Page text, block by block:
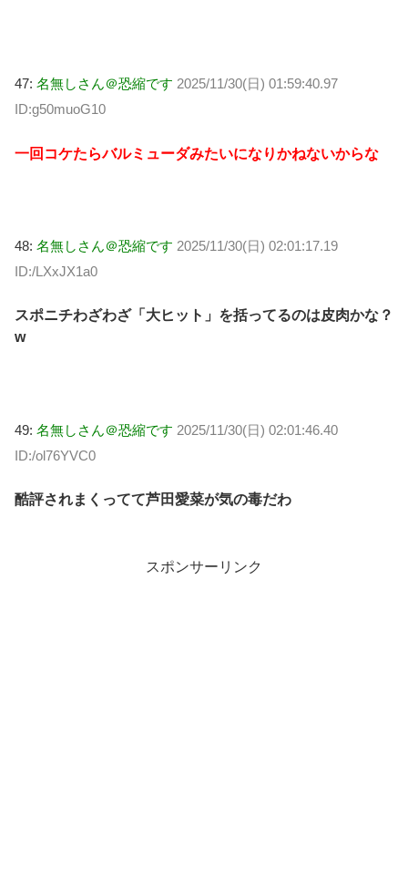
47: 名無しさん＠恐縮です 2025/11/30(日) 01:59:40.97
ID:g50muoG10
一回コケたらバルミューダみたいになりかねないからな
48: 名無しさん＠恐縮です 2025/11/30(日) 02:01:17.19
ID:/LXxJX1a0
スポニチわざわざ「大ヒット」を括ってるのは皮肉かな？
w
49: 名無しさん＠恐縮です 2025/11/30(日) 02:01:46.40
ID:/ol76YVC0
酷評されまくってて芦田愛菜が気の毒だわ
スポンサーリンク